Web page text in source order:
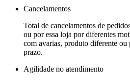
Cancelamentos
Total de cancelamentos de
ou por essa loja por diferentes
com avarias, produto diferente
prazo.
Agilidade no atendimento